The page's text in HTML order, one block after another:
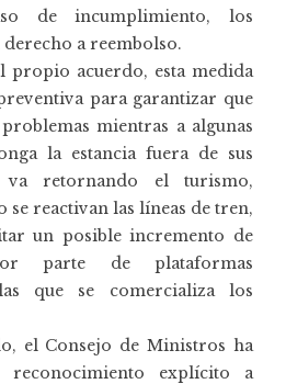
de incumplimiento, los
a reembolso.
propio acuerdo, esta medida
para garantizar que
mientras a algunas
la estancia fuera de sus
va retornando el turismo,
se reactivan las líneas de tren,
un posible incremento de
parte de plataformas
que se comercializa los
el Consejo de Ministros ha
reconocimiento explícito a